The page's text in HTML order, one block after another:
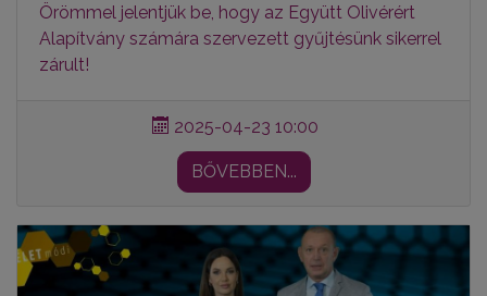
Örömmel jelentjük be, hogy az Együtt Olivérért
Alapítvány számára szervezett gyűjtésünk sikerrel
zárult!
2025-04-23 10:00
BŐVEBBEN...